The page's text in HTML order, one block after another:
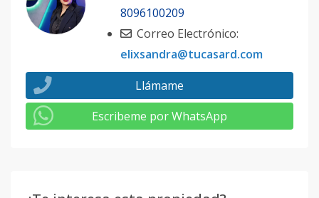
8096100209
Correo Electrónico:
elixsandra@tucasard.com
Llámame
Escribeme por WhatsApp